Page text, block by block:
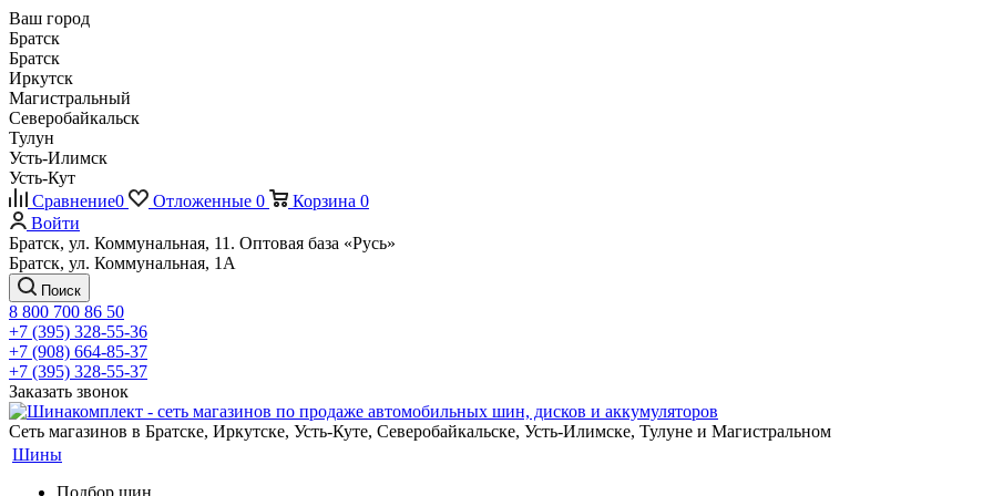
Ваш город
Братск
Братск
Иркутск
Магистральный
Северобайкальск
Тулун
Усть-Илимск
Усть-Кут
Сравнение0 Отложенные 0 Корзина 0
Войти
Братск, ул. Коммунальная, 11. Оптовая база «Русь»
Братск, ул. Коммунальная, 1А
Поиск
8 800 700 86 50
+7 (395) 328-55-36
+7 (908) 664-85-37
+7 (395) 328-55-37
Заказать звонок
Сеть магазинов в Братске, Иркутске, Усть-Куте, Северобайкальске, Усть-Илимске, Тулуне и Магистральном
Шины
Подбор шин